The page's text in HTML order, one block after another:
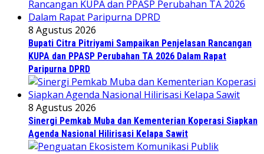
8 Agustus 2026
Bupati Citra Pitriyami Sampaikan Penjelasan Rancangan
KUPA dan PPASP Perubahan TA 2026 Dalam Rapat
Paripurna DPRD
8 Agustus 2026
Sinergi Pemkab Muba dan Kementerian Koperasi Siapkan
Agenda Nasional Hilirisasi Kelapa Sawit